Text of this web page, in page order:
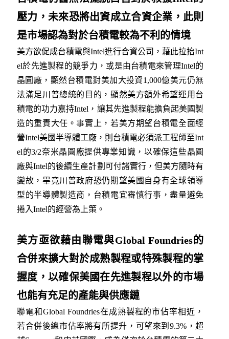
壓力，未來恐將出資成立合資企業，此則
是市場認為對於台積電較為不利的情境
美方欲促成台積電與Intel進行合資公司，藉此拉抬Int
el於先進製程的競爭力，或是由台積電來管理Intel的
晶圓廠，顯然台積電對美加大投資1,000億美元仍無
法滿足川普總統的目的，顯然美方額外希望運用台
積電的功力嘉持Intel，讓其先進製程能擔負起美國製
造的重責大任。事實上，若美方期望台積電全面經
營Intel美國半導體工廠，則台積電必須派工程師至Int
el的3/2奈米晶圓廠提供專業知識，以確保這些晶圓
廠與Intel的後續生產計劃可付諸實行，但美方隨時有
變故，畢竟川普政府恐仍期望美國自身有全球領導
型的半導體製造商，台積電宜審慎行事，盡量避免
捲入Intel的經營為上策。
美方亟欲藉由聯電與Global Foundries的
合併來擴大對於成熟製程或特殊製程的掌
握度，以確保美國在先進製程以外的市場
也能有充足的產能與供應鏈
聯電和Global Foundries在成熟製程的市佔率相近，
若合併後總市佔率將有所提升，可望來到9.3%，超